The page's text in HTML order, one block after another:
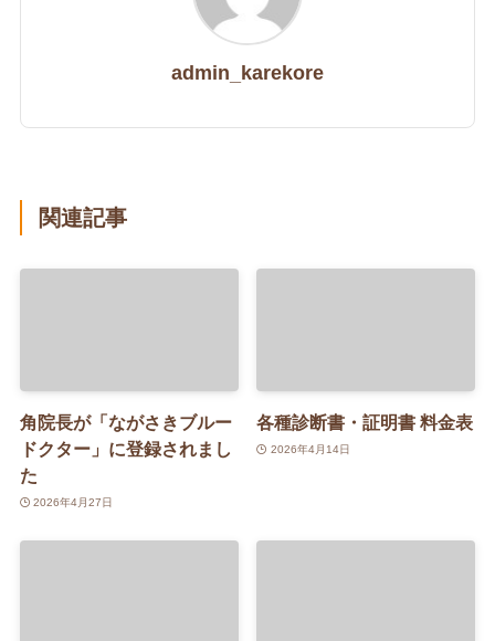
admin_karekore
関連記事
角院長が「ながさきブルー
ドクター」に登録されまし
た
2026年4月27日
各種診断書・証明書 料金表
2026年4月14日